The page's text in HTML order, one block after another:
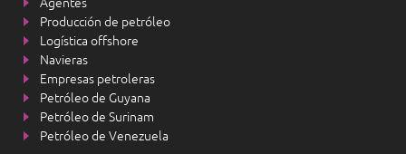
Agentes
Producción de petróleo
Logística offshore
Navieras
Empresas petroleras
Petróleo de Guyana
Petróleo de Surinam
Petróleo de Venezuela